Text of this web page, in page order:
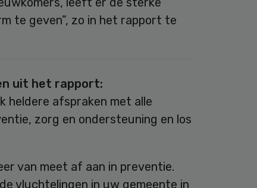
te geven”, zo in het rapport te
uit het rapport:
heldere afspraken met alle
zorg en ondersteuning en los
van meet af aan in preventie.
vluchtelingen in uw gemeente in